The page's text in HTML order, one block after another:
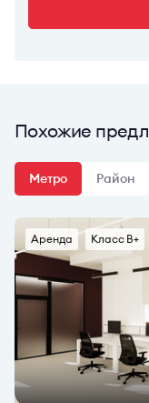
Похожие
Метро Район
Аренда Класс B+